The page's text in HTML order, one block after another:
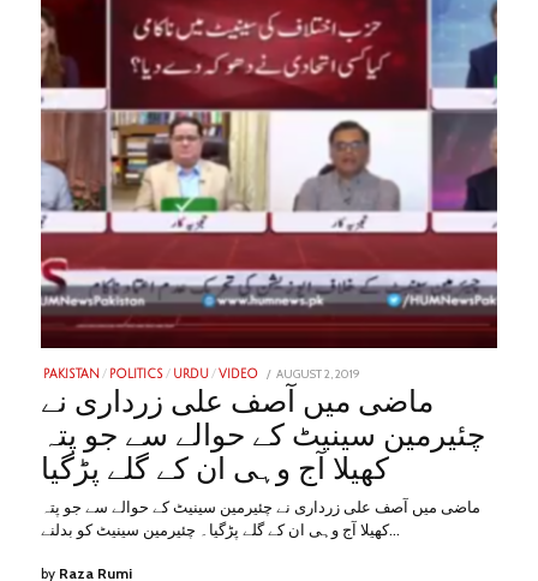
PAKISTAN / POLITICS / URDU / VIDEO
POSTED
ON
AUGUST 2, 2019
2023
ماضی میں آصف علی زرداری نے
چئیرمین سینیٹ کے حوالے سے جو پتہ
کھیلا آج وہی ان کے گلے پڑگیا
ماضی میں آصف علی زرداری نے چئیرمین سینیٹ کے حوالے سے جو پتہ
کھیلا آج وہی ان کے گلے پڑگیا۔ چئیرمین سینیٹ کو بدلنے…
by Raza Rumi